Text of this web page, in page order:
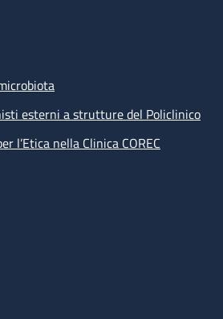
esterni a strutture del Policlinico
l’Etica nella Clinica COREC